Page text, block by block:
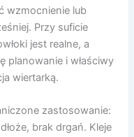
wzmocnienie lub
Przy suficie
jest realne, a
planowanie i właściwy
wiertarką.
zastosowanie:
brak drgań. Kleje